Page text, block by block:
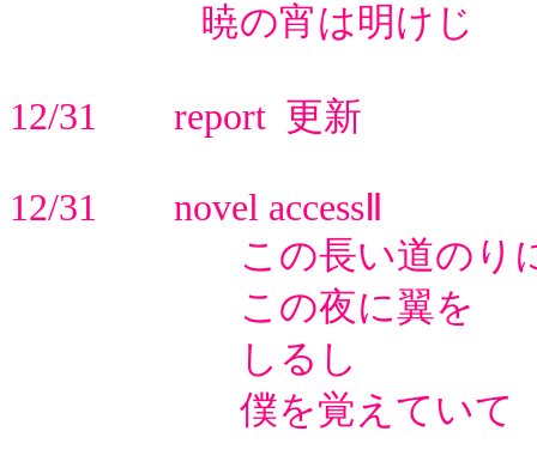
暁の宵は明けじ
12/31 report 更新
12/31 novel accessⅡ
この長い道のりに
この夜に翼を
しるし
僕を覚えていて